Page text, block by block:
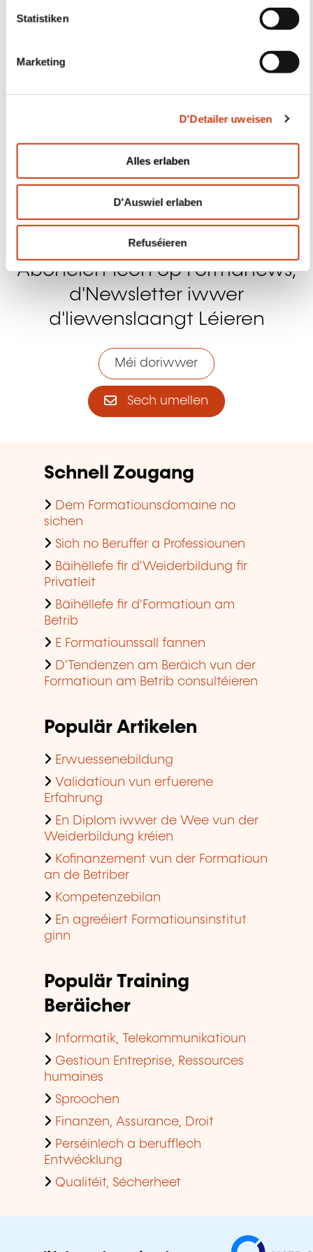
Abonéiert Iech op Formanews,
d'Newsletter iwwer
d'liewenslaangt Léieren
Méi doriwwer
Sech umellen
Schnell Zougang
Dem Formatiounsdomaine no
Bäihëllefe fir d'Weiderbildung fir
Bäihëllefe fir d'Formatioun am
Betrib
E Formatiounssall fannen
D'Tendenzen am Beräich vun der
Formatioun am Betrib consultéieren
Populär Artikelen
Erwuessenebildung
Validatioun vun erfuerene
En Diplom iwwer de Wee vun der
Weiderbildung kréien
Kofinanzement vun der Formatioun
an de Betriber
Kompetenzebilan
En agreéiert Formatiounsinstitut
ginn
Populär Training
Beräicher
Informatik, Telekommunikatioun
humaines
Sproochen
Perséinlech a berufflech
Entwécklung
Qualitéit, Sécherheet